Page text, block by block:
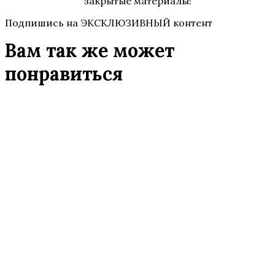
Подпишись на ЭКСКЛЮЗИВНЫЙ контент
Вам так же может
понравиться